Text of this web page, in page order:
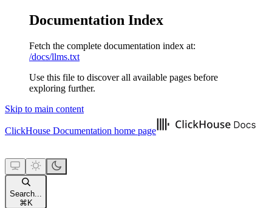
Documentation Index
Fetch the complete documentation index at:
/docs/llms.txt
Use this file to discover all available pages before
exploring further.
Skip to main content
ClickHouse Documentation home page
Search...
⌘ K